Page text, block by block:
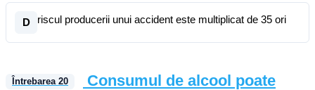
D riscul producerii unui accident este multiplicat de 35 ori
Întrebarea 20
Consumul de alcool poate